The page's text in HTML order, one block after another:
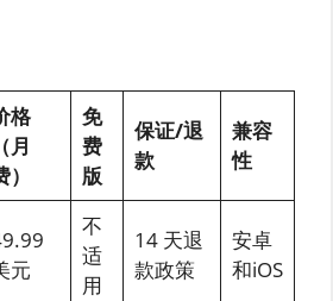
格
（月
）
免
费
版
保证/退
款
兼容
性
元
不
适
用
14 天退
款政策
安卓
和iOS